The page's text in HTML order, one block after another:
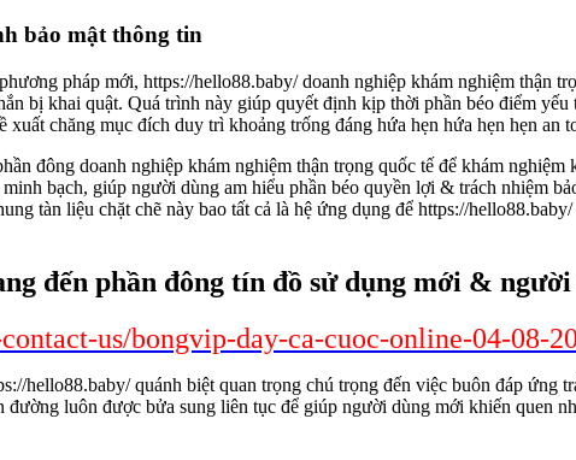
bảo mật thông tin
pháp mới, https://hello88.baby/ doanh nghiệp khám nghiệm thận
bị khai quật. Quá trình này giúp quyết định kịp thời phần béo điểm
chăng mục đích duy trì khoảng trống đáng hứa hẹn hứa hẹn hẹn an
đông doanh nghiệp khám nghiệm thận trọng quốc tế để khám
bạch, giúp người dùng am hiểu phần béo quyền lợi & trách nhiệm
tàn liệu chặt chẽ này bao tất cả là hệ ứng dụng để https://
đến phần đông tín đồ sử dụng mới &
us/bongvip-day-ca-cuoc-online-04-08-
hello88.baby/ quánh biệt quan trọng chú trọng đến việc buôn đáp ứng
luôn được bửa sung liên tục để giúp người dùng mới khiến quen